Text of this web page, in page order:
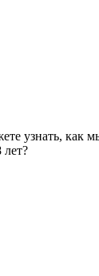
узнать, как